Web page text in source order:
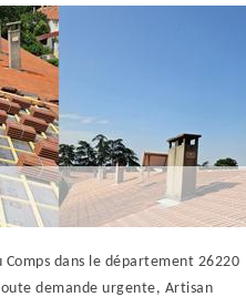
dans le département 26220
demande urgente, Artisan